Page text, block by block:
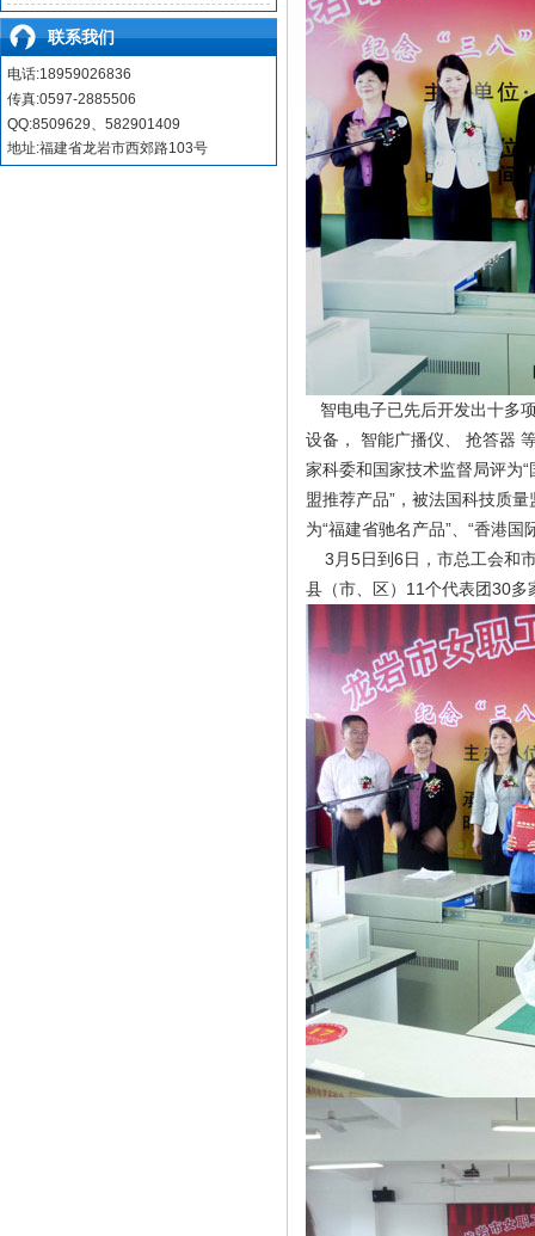
联系我们
电话:18959026836
传真:0597-2885506
QQ:8509629、582901409
地址:福建省龙岩市西郊路103号
智电电子已先后开发出十多
设备， 智能广播仪、 抢答器
家科委和国家技术监督局评为
盟推荐产品”，被法国科技质
为“福建省驰名产品”、“香港
3月5日到6日，市总工会和
县（市、区）11个代表团30